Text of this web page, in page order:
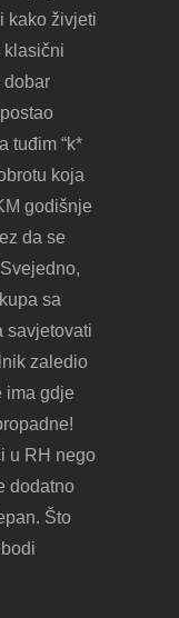
kako živjeti
klasični
dobar
tuđim “k*
koja
godišnje
da se
sa
savjetovati
zaledio
ima gdje
u RH nego
dodatno
Što